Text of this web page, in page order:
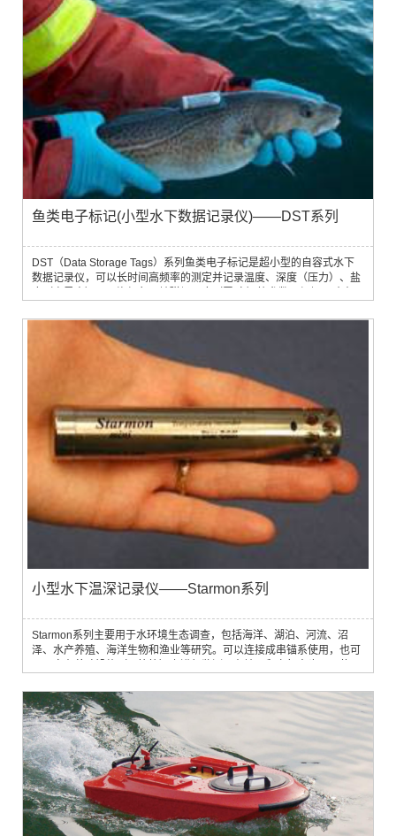
鱼类电子标记(小型水下数据记录仪)——DST系列
DST（Data Storage Tags）系列鱼类电子标记是超小型的自容式水下
数据记录仪，可以长时间高频率的测定并记录温度、深度（压力）、盐
的电池寿命、内存容量、测量参数都有相应变化，以满足用户的个性化
需求。DST能够对水体进行4万次到50多万次的数据记录，所有数据都
储存在非易失性存储器EEPROM中，即使内置电池电量耗尽，数据也可
小型水下温深记录仪——Starmon系列
Starmon系列主要用于水环境生态调查，包括海洋、湖泊、河流、沼
泽、水产养殖、海洋生物和渔业等研究。可以连接成串锚系使用，也可